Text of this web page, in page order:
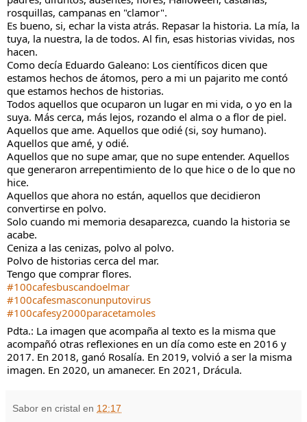
rosquillas, campanas en "clamor".
Es bueno, si, echar la vista atrás. Repasar la historia. La mía, la
tuya, la nuestra, la de todos. Al fin, esas historias vividas, nos
hacen.
Como decía Eduardo Galeano: Los científicos dicen que
estamos hechos de átomos, pero a mi un pajarito me contó
que estamos hechos de historias.
Todos aquellos que ocuparon un lugar en mi vida, o yo en la
suya. Más cerca, más lejos, rozando el alma o a flor de piel.
Aquellos que ame. Aquellos que odié (si, soy humano).
Aquellos que amé, y odié.
Aquellos que no supe amar, que no supe entender. Aquellos
que generaron arrepentimiento de lo que hice o de lo que no
hice.
Aquellos que ahora no están, aquellos que decidieron
convertirse en polvo.
Solo cuando mi memoria desaparezca, cuando la historia se
acabe.
Ceniza a las cenizas, polvo al polvo.
Polvo de historias cerca del mar.
Tengo que comprar flores.
#100cafesbuscandoelmar
#100cafesmasconunputovirus
#100cafesy2000paracetamoles
Pdta.: La imagen que acompaña al texto es la misma que
acompañó otras reflexiones en un día como este en 2016 y
2017. En 2018, ganó Rosalía. En 2019, volvió a ser la misma
imagen. En 2020, un amanecer. En 2021, Drácula.
Sabor en cristal en 12:17